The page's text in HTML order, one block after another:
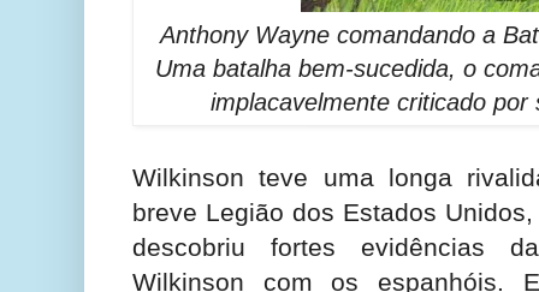
Anthony Wayne comandando a
Uma batalha bem-sucedida, o
implacavelmente criticado por
Wilkinson teve uma longa
breve Legião dos Estados
descobriu fortes evidências
Wilkinson com os espanhóis.